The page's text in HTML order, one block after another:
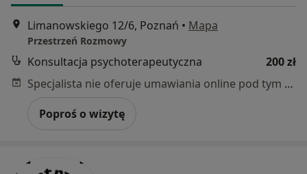
Limanowskiego 12/6, Poznań • Mapa
Przestrzeń Rozmowy
Konsultacja psychoterapeutyczna
200 zł
Specjalista nie oferuje umawiania online pod tym adresem.
Poproś o wizytę